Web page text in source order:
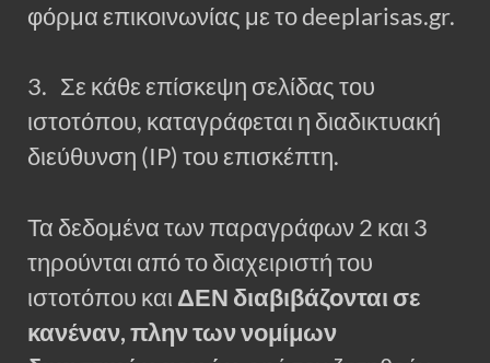
φόρμα επικοινωνίας με το deeplarisas.gr.
3. Σε κάθε επίσκεψη σελίδας του
ιστοτόπου, καταγράφεται η διαδικτυακή
διεύθυνση (IP) του επισκέπτη.
Τα δεδομένα των παραγράφων 2 και 3
τηρούνται από το διαχειριστή του
ιστοτόπου και ΔΕΝ διαβιβάζονται σε
κανέναν, πλην των νομίμων